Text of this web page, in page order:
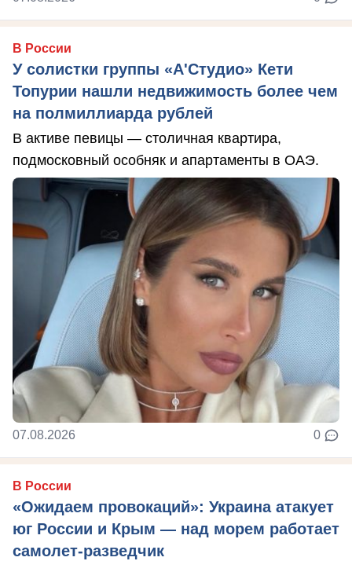
В России
У солистки группы «А'Студио» Кети
Топурии нашли недвижимость более чем
на полмиллиарда рублей
В активе певицы — столичная квартира,
подмосковный особняк и апартаменты в ОАЭ.
07.08.2026 0
В России
«Ожидаем провокаций»: Украина атакует
юг России и Крым — над морем работает
самолет-разведчик